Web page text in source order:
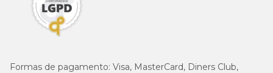
Formas de pagamento: Visa, MasterCard, Diners Club,